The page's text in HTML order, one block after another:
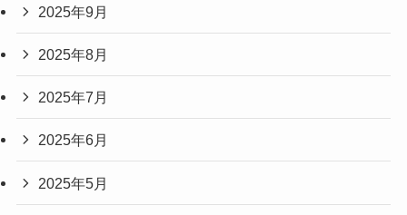
2025年9月
2025年8月
2025年7月
2025年6月
2025年5月